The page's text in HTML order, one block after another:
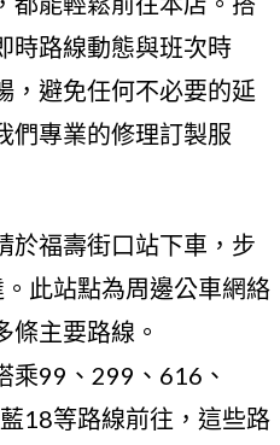
時路線動態與班次時
，避免任何不必要的延
們專業的修理訂製服
於福壽街口站下車，步
此站點為周邊公車網絡
條主要路線。
乘99、299、616、
18等路線前往，這些路